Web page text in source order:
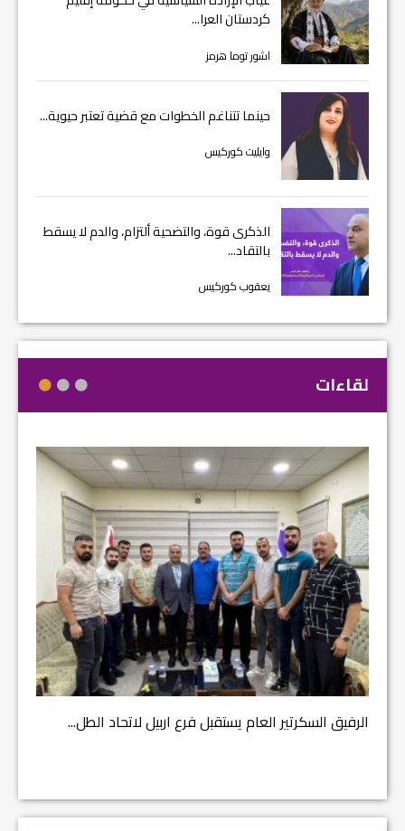
كردستان العرا...
اشور توما هرمز
حينما تتناغم الخطوات مع قضية تعتبر حيوية...
وايليت كوركيس
الذكرى قوة، والتضحية ألتزام، والدم لا يسقط
بالتقاد...
يعقوب كوركيس
لقاءات
الرفيق السكرتير العام يستقبل فرع اربيل لاتحاد الطل...